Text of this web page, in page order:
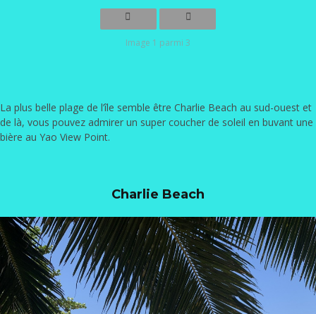
Image 1 parmi 3
La plus belle plage de l’île semble être Charlie Beach au sud-ouest et
de là, vous pouvez admirer un super coucher de soleil en buvant une
bière au Yao View Point.
Charlie Beach